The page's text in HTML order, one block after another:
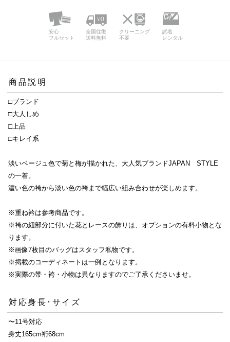
安心
フルセット
全国往復
送料無料
クリーニング
不要
試着
レンタル
商品説明
□ブランド
□大人しめ
□上品
□キレイ系
淡いベージュ色で菊と梅が描かれた、大人気ブランドJAPAN STYLE
の一着。
濃い色の袴から淡い色の袴まで幅広い組み合わせが楽しめます。
※重ね衿は参考商品です。
※袴の紐部分に付いた花とレースの飾りは、オプションの有料小物とな
ります。
※画像7枚目のバッグはスタッフ私物です。
※掲載のコーディネートは一例となります。
※実際の帯・袴・小物は異なりますのでご了承くださいませ。
対応身長･サイズ
〜11号対応
身丈165cm裄68cm